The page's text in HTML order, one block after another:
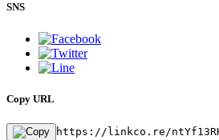
SNS
Copy URL
https://linkco.re/